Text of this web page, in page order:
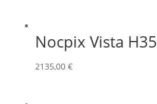
Nocpix Vista H35
2135,00 €